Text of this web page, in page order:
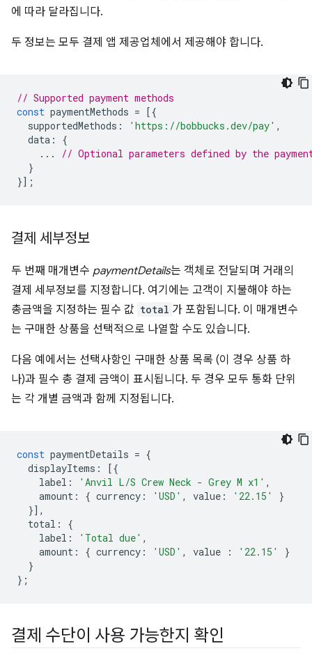
에 따라 달라집니다.
두 정보는 모두 결제 앱 제공업체에서 제공해야 합니다.
// Supported payment methods
const paymentMethods = [{
supportedMethods : 'https://bobbucks.dev/pay' ,
data :
{
...
// Optional parameters defined by the
}
}];
결제 세부정보
두 번째 매개변수 paymentDetails는 객체로 전달되며 거래의
결제 세부정보를 지정합니다. 여기에는 고객이 지불해야 하는
총금액을 지정하는 필수 값 total 가 포함됩니다. 이 매개변수
는 구매한 상품을 선택적으로 나열할 수도 있습니다.
다음 예에서는 선택사항인 구매한 상품 목록 (이 경우 상품 하
나)과 필수 총 결제 금액이 표시됩니다. 두 경우 모두 통화 단위
는 각 개별 금액과 함께 지정됩니다.
const paymentDetails = {
displayItems :
[{
label : 'Anvil L/S Crew Neck - Grey M x1' ,
amount : { currency : 'USD' , value : '22.15'
}
}],
total :
{
label : 'Total due' ,
amount : { currency : 'USD' , value : '22.15'
}
}
};
결제 수단이 사용 가능한지 확인